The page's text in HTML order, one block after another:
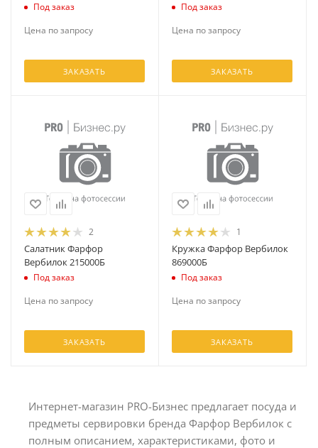
Под заказ
Цена по запросу
ЗАКАЗАТЬ
Под заказ
Цена по запросу
ЗАКАЗАТЬ
2
Салатник Фарфор
Вербилок 215000Б
Под заказ
Цена по запросу
ЗАКАЗАТЬ
1
Кружка Фарфор Вербилок
869000Б
Под заказ
Цена по запросу
ЗАКАЗАТЬ
Интернет-магазин PRO-Бизнес предлагает посуда и
предметы сервировки бренда Фарфор Вербилок с
полным описанием, характеристиками, фото и